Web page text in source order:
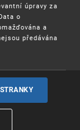
úpravy za
o
a
předávána